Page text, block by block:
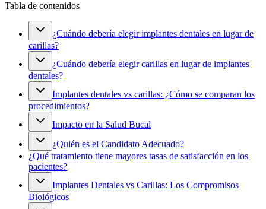
Tabla de contenidos
¿Cuándo debería elegir implantes dentales en lugar de
carillas?
¿Cuándo debería elegir carillas en lugar de implantes
dentales?
Implantes dentales vs carillas: ¿Cómo se comparan los
procedimientos?
Impacto en la Salud Bucal
¿Quién es el Candidato Adecuado?
¿Qué tratamiento tiene mayores tasas de satisfacción en los
pacientes?
Implantes Dentales vs Carillas: Los Compromisos
Biológicos